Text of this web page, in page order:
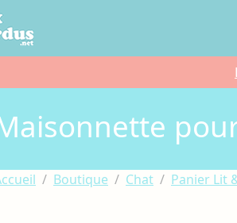
Boutique Chat Panier Lit
panel